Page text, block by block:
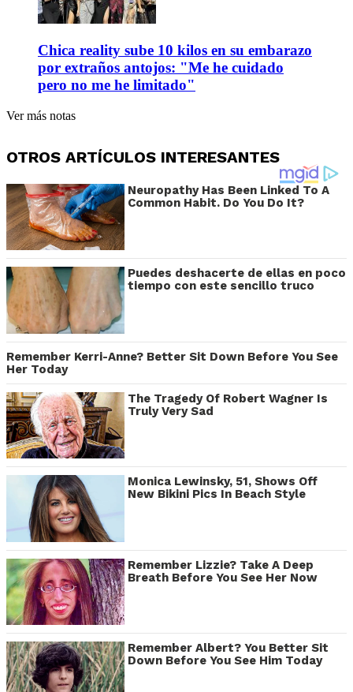
Chica reality sube 10 kilos en su embarazo
por extraños antojos: "Me he cuidado
pero no me he limitado"
Ver más notas
OTROS ARTÍCULOS INTERESANTES
Neuropathy Has Been Linked To A
Common Habit. Do You Do It?
Puedes deshacerte de ellas en poco
tiempo con este sencillo truco
Remember Kerri-Anne? Better Sit Down Before You See
Her Today
The Tragedy Of Robert Wagner Is
Truly Very Sad
Monica Lewinsky, 51, Shows Off
New Bikini Pics In Beach Style
Remember Lizzie? Take A Deep
Breath Before You See Her Now
Remember Albert? You Better Sit
Down Before You See Him Today